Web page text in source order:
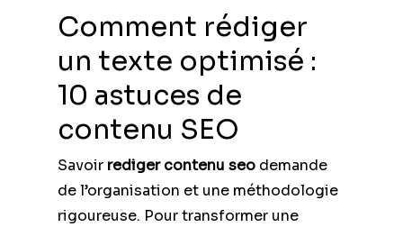
Comment rédiger
un texte optimisé :
10 astuces de
contenu SEO
Savoir rediger contenu seo demande
de l’organisation et une méthodologie
rigoureuse. Pour transformer une